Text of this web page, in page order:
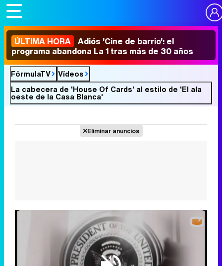
ÚLTIMA HORA Adiós 'Cine de barrio': el
programa abandona La 1 tras más de 30 años
FórmulaTV
Vídeos
La cabecera de 'House Of Cards' al estilo de 'El ala
oeste de la Casa Blanca'
Eliminar anuncios